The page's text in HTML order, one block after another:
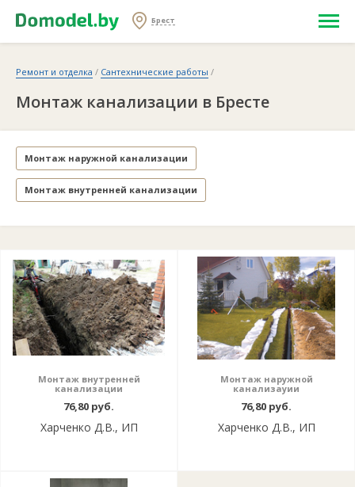
Брест
Ремонт и отделка / Сантехнические работы /
Монтаж канализации в Бресте
Монтаж наружной канализации
Монтаж внутренней канализации
Монтаж внутренней
канализации
76,80 руб.
Харченко Д.В., ИП
Монтаж наружной
канализауии
76,80 руб.
Харченко Д.В., ИП